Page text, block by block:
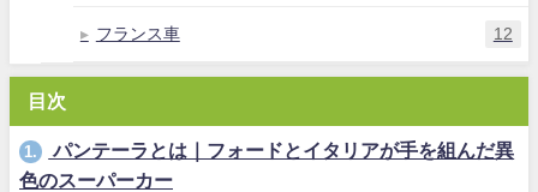
フランス車 12
目次
1.
パンテーラとは｜フォードとイタリアが手を組んだ異
色のスーパーカー